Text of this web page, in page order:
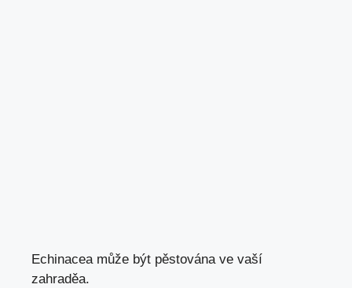
Echinacea může být pěstována ve vaší
zahraděa.